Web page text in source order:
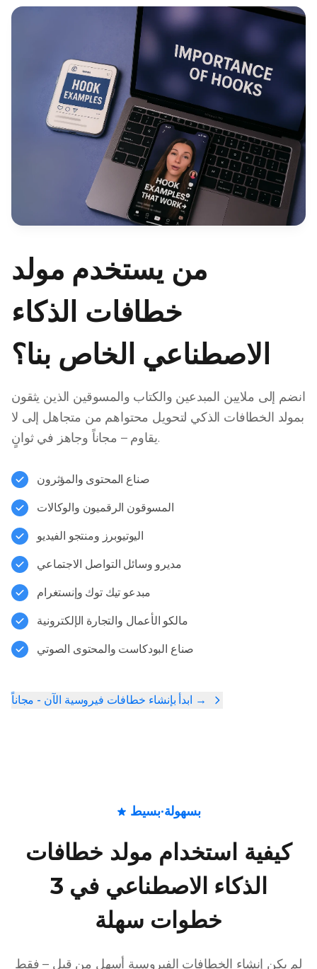
من يستخدم مولد
خطافات الذكاء
الاصطناعي الخاص بنا؟
انضم إلى ملايين المبدعين والكتاب والمسوقين الذين يثقون
بمولد الخطافات الذكي لتحويل محتواهم من متجاهل إلى لا
يقاوم – مجاناً وجاهز في ثوانٍ.
صناع المحتوى والمؤثرون
المسوقون الرقميون والوكالات
اليوتيوبرز ومنتجو الفيديو
مديرو وسائل التواصل الاجتماعي
مبدعو تيك توك وإنستغرام
مالكو الأعمال والتجارة الإلكترونية
صناع البودكاست والمحتوى الصوتي
ابدأ بإنشاء خطافات فيروسية الآن - مجاناً →
بسهولة·بسيط
كيفية استخدام مولد خطافات
الذكاء الاصطناعي في 3
خطوات سهلة
لم يكن إنشاء الخطافات الفيروسية أسهل من قبل – فقط